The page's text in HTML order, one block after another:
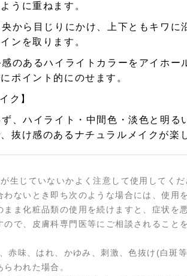
うに重ねます。
央から目じりにかけ、上下ともキワに
ンを取ります。
感のあるハイライトカラーをアイホー
ポイント的にのせます。
ク】
、ハイライト・中間色・淡色と明る
抜け感のあるナチュラルメイクが楽
生じていないかよく注意して使用してくだ
わないとき即ち次のような場合には、使用
まま化粧品類の使用を続けますと、症状を
ので、皮膚科専門医等にご相談されること
赤味、はれ、かゆみ、刺激、色抜け(白斑
らわれた場合。